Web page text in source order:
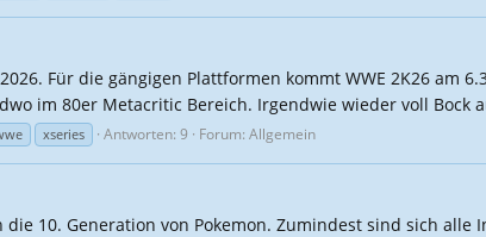
Für die gängigen Plattformen kommt WWE 2K26 am
im 80er Metacritic Bereich. Irgendwie wieder voll Bock
xseries Antworten: 9 Forum: Allgemein
10. Generation von Pokemon. Zumindest sind sich